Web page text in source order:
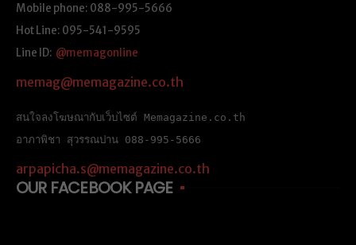
Mobile phone: 088-995-5666
Hot Line: 095-541-9595
Line ID: @memagonline
memag@memagazine.co.th
สนใจลงโฆษณากับเว็บไซต์ Memagazine.co.th
อาภาพิชา สุวรรณปาน 088-995-5666
arpapicha.s@memagazine.co.th
OUR FACEBOOK PAGE